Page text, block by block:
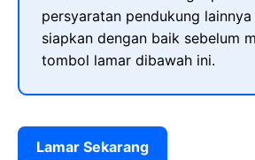
persyaratan pendukung
siapkan dengan baik sebelum
tombol lamar dibawah ini.
Lamar Sekarang